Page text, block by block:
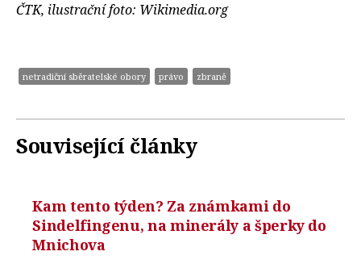
ČTK, ilustrační foto: Wikimedia.org
netradiční sběratelské obory právo zbraně
Související články
Kam tento týden? Za známkami do
Sindelfingenu, na minerály a šperky do
Mnichova